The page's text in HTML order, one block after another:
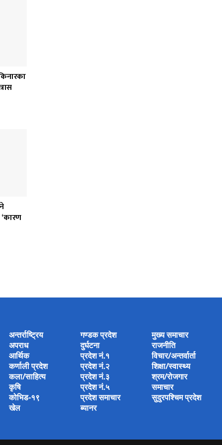
‘कारण
अन्तर्राष्ट्रिय
अपराध
आर्थिक
कर्णाली प्रदेश
कला/साहित्य
कृषि
कोभिड-१९
खेल
गण्डक प्रदेश
दुर्घटना
प्रदेश नं.१
प्रदेश नं.२
प्रदेश नं.३
प्रदेश नं.५
प्रदेश समाचार
ब्यानर
मुख्य समाचार
राजनीति
विचार/अन्तर्वार्ता
शिक्षा/स्वास्थ्य
श्रम/रोजगार
समाचार
सुदुरपश्चिम प्रदेश